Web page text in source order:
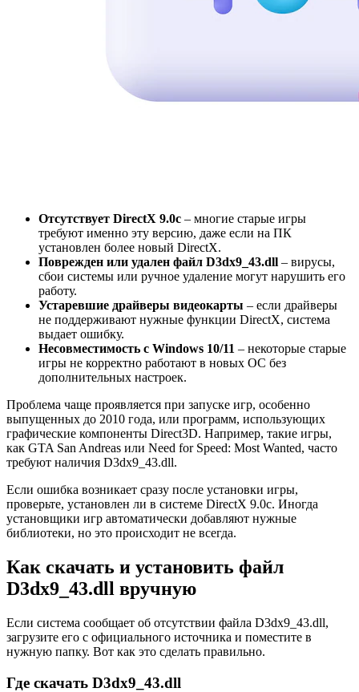
Отсутствует DirectX 9.0c – многие старые игры
требуют именно эту версию, даже если на ПК
установлен более новый DirectX.
Поврежден или удален файл D3dx9_43.dll – вирусы,
сбои системы или ручное удаление могут нарушить его
работу.
Устаревшие драйверы видеокарты – если драйверы
не поддерживают нужные функции DirectX, система
выдает ошибку.
Несовместимость с Windows 10/11 – некоторые старые
игры не корректно работают в новых ОС без
дополнительных настроек.
Проблема чаще проявляется при запуске игр, особенно
выпущенных до 2010 года, или программ, использующих
графические компоненты Direct3D. Например, такие игры,
как GTA San Andreas или Need for Speed: Most Wanted, часто
требуют наличия D3dx9_43.dll.
Если ошибка возникает сразу после установки игры,
проверьте, установлен ли в системе DirectX 9.0c. Иногда
установщики игр автоматически добавляют нужные
библиотеки, но это происходит не всегда.
Как скачать и установить файл
D3dx9_43.dll вручную
Если система сообщает об отсутствии файла D3dx9_43.dll,
загрузите его с официального источника и поместите в
нужную папку. Вот как это сделать правильно.
Где скачать D3dx9_43.dll